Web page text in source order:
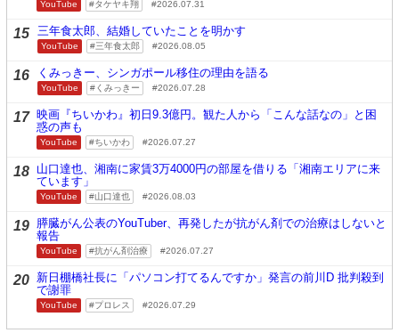
YouTube タケヤキ翔 2026.07.31
15 三年食太郎、結婚していたことを明かす
YouTube 三年食太郎 2026.08.05
16 くみっきー、シンガポール移住の理由を語る
YouTube くみっきー 2026.07.28
17 映画『ちいかわ』初日9.3億円。観た人から「こんな話なの」と困
惑の声も
YouTube ちいかわ 2026.07.27
18 山口達也、湘南に家賃3万4000円の部屋を借りる「湘南エリアに来
ています」
YouTube 山口達也 2026.08.03
19 膵臓がん公表のYouTuber、再発したが抗がん剤での治療はしないと
報告
YouTube 抗がん剤治療 2026.07.27
20 新日棚橋社長に「パソコン打てるんですか」発言の前川D 批判殺到
で謝罪
YouTube プロレス 2026.07.29